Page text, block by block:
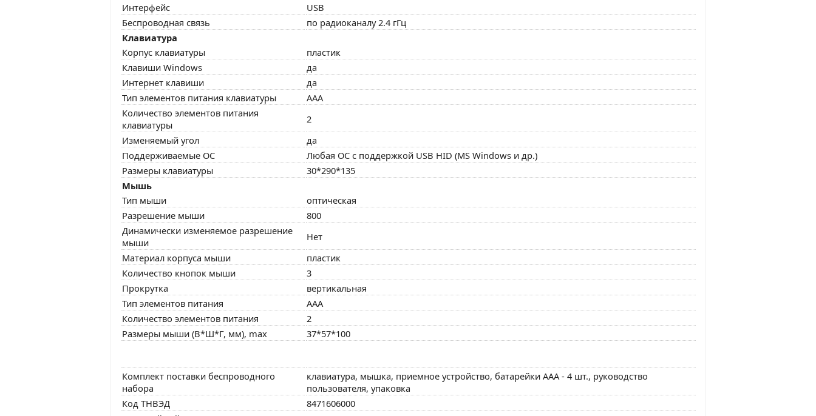
Интерфейс
USB
Беспроводная связь
по радиоканалу 2.4 гГц
Клавиатура
Корпус клавиатуры
пластик
Клавиши Windows
да
Интернет клавиши
да
Тип элементов питания клавиатуры
AAA
Количество элементов питания
клавиатуры
2
Изменяемый угол
да
Поддерживаемые ОС
Любая ОС с поддержкой USB HID (MS Windows и др.)
Размеры клавиатуры
30*290*135
Мышь
Тип мыши
оптическая
Разрешение мыши
800
Динамически изменяемое разрешение
мыши
Нет
Материал корпуса мыши
пластик
Количество кнопок мыши
3
Прокрутка
вертикальная
Тип элементов питания
AAA
Количество элементов питания
2
Размеры мыши (В*Ш*Г, мм), max
37*57*100
Комплект поставки беспроводного
набора
клавиатура, мышка, приемное устройство, батарейки ААА - 4 шт., руководство
пользователя, упаковка
Код ТНВЭД
8471606000